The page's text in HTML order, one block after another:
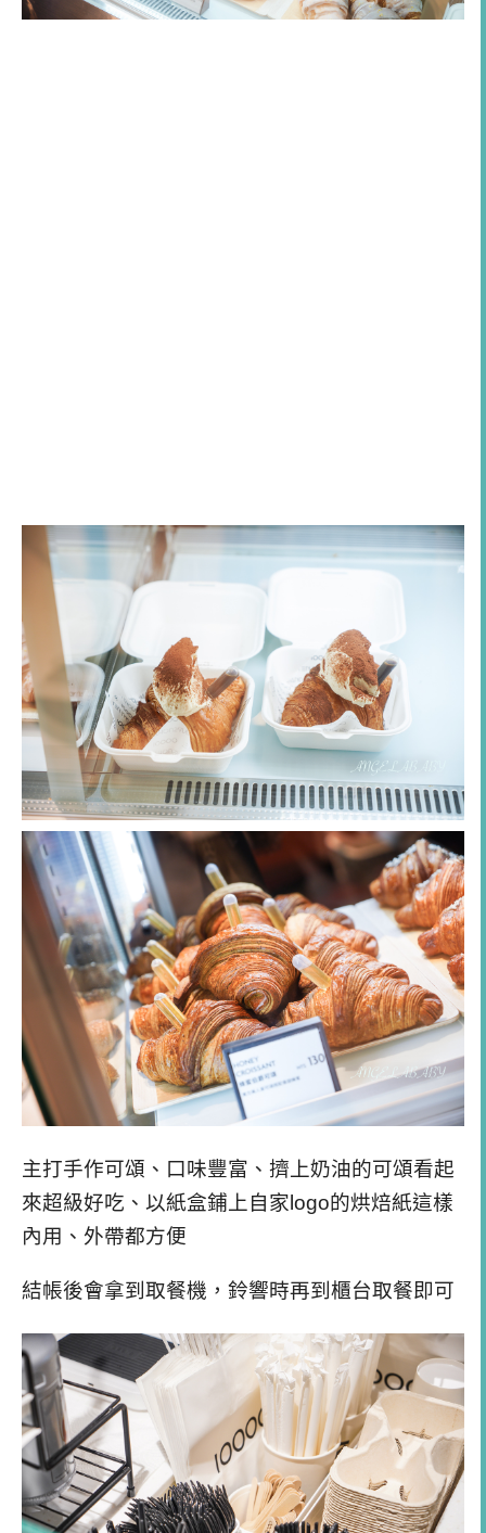
主打手作可頌、口味豐富、擠上奶油的可頌看起
來超級好吃、以紙盒鋪上自家logo的烘焙紙這樣
內用、外帶都方便
結帳後會拿到取餐機，鈴響時再到櫃台取餐即可